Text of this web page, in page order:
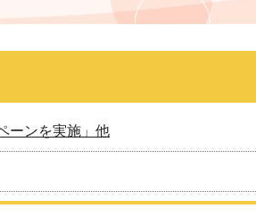
ーンを実施」他